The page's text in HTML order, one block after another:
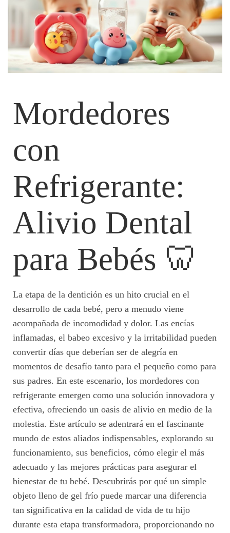
Mordedores
con
Refrigerante:
Alivio Dental
para Bebés 🦷
La etapa de la dentición es un hito crucial en el
desarrollo de cada bebé, pero a menudo viene
acompañada de incomodidad y dolor. Las encías
inflamadas, el babeo excesivo y la irritabilidad pueden
convertir días que deberían ser de alegría en
momentos de desafío tanto para el pequeño como para
sus padres. En este escenario, los mordedores con
refrigerante emergen como una solución innovadora y
efectiva, ofreciendo un oasis de alivio en medio de la
molestia. Este artículo se adentrará en el fascinante
mundo de estos aliados indispensables, explorando su
funcionamiento, sus beneficios, cómo elegir el más
adecuado y las mejores prácticas para asegurar el
bienestar de tu bebé. Descubrirás por qué un simple
objeto lleno de gel frío puede marcar una diferencia
tan significativa en la calidad de vida de tu hijo
durante esta etapa transformadora, proporcionando no